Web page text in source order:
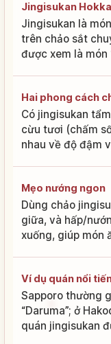
Jingisukan
Jingisukan là
trên chảo sắt
được xem là món
Hai phong cách
Có jingisukan
cừu tươi (chấm
nhau về độ đậm
Mẹo nướng ngon
Dùng chảo
giữa, và hấp/
xuống, giúp món
Ví dụ quán nổi
Sapporo thường
“Daruma”; ở
quán jingisukan